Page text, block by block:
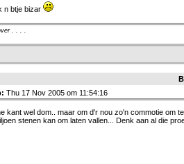
n btje bizar
. . . .
Thu 17 Nov 2005 om 11:54:16
kant wel dom.. maar om d'r nou zo'n commotie om
stenen kan om laten vallen... Denk aan al die